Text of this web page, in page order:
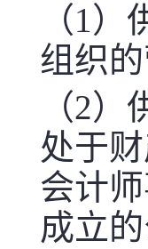
（1）
组织
（2
处于
会计
成立